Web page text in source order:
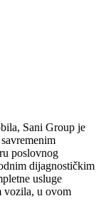
Sani Group je
poslovnog
dijagnostičkim
usluge
vozila, u ovom